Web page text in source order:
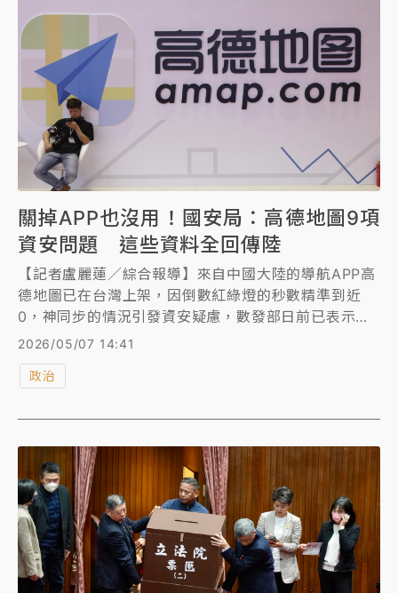
關掉APP也沒用！國安局：高德地圖9項
資安問題 這些資料全回傳陸
【記者盧麗蓮／綜合報導】來自中國大陸的導航APP高
德地圖已在台灣上架，因倒數紅綠燈的秒數精準到近
0，神同步的情況引發資安疑慮，數發部日前已表示，
高德地圖本來就是危害國家安全的產品，政府機關目前
都不能使用。國安局長蔡明彥今天表示，對高德地圖進
行15項檢測，發現9項資安問題，包括收集通話內容等
傳送資料到中國大陸。
2026/05/07 14:41
政治